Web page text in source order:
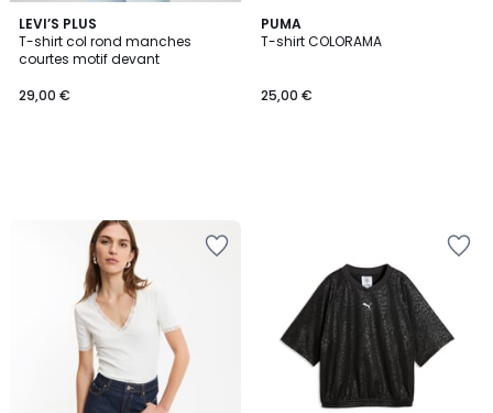
LEVI’S PLUS
T-shirt col rond manches
courtes motif devant
29,00 €
PUMA
T-shirt COLORAMA
25,00 €